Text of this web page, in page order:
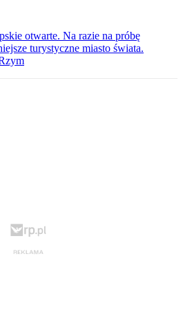
otwarte. Na razie na próbę
turystyczne miasto świata.